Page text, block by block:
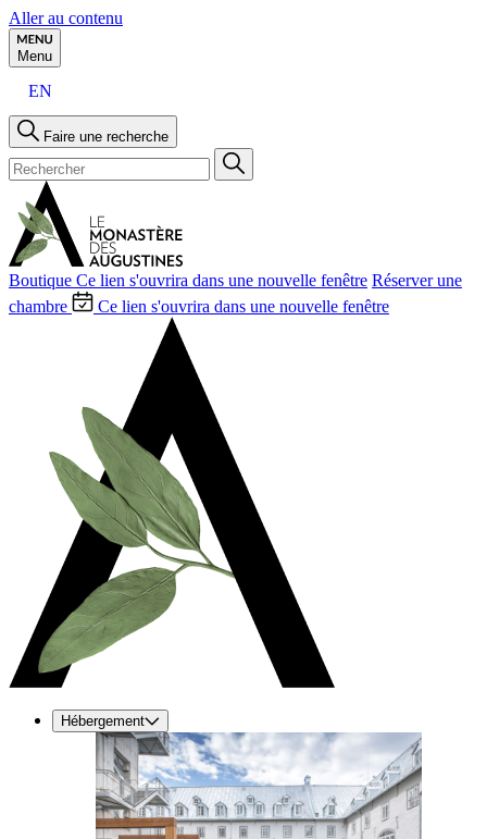
Aller au contenu
Menu
EN
Faire une recherche
Boutique Ce lien s'ouvrira dans une nouvelle fenêtre Réserver une
chambre
Ce lien s'ouvrira dans une nouvelle fenêtre
Hébergement